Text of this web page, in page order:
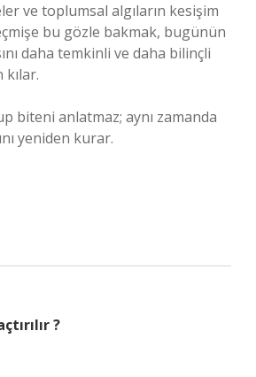
ve toplumsal algıların kesişim
bu gözle bakmak, bugünün
daha temkinli ve daha bilinçli
biteni anlatmaz; aynı zamanda
yeniden kurar.
?